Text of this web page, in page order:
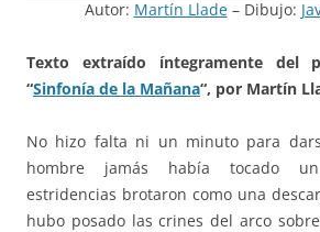
Autor: Martín Llade– Dibujo:
Texto extraído íntegramente del
“Sinfonía de la Mañana“, por Martín
No hizo falta ni un minuto para
hombre jamás había tocado
estridencias brotaron como una
hubo posado las crines del arco